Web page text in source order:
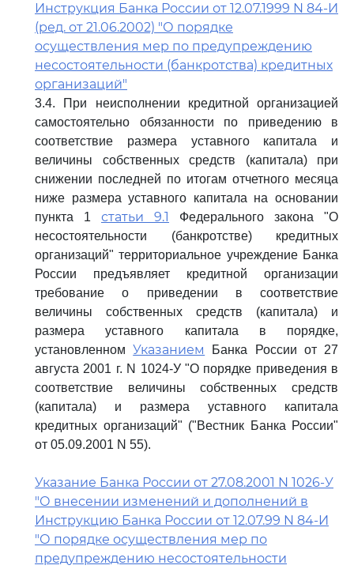
Инструкция Банка России от 12.07.1999 N 84-И
(ред. от 21.06.2002) "О порядке
осуществления мер по предупреждению
несостоятельности (банкротства) кредитных
организаций"
3.4. При неисполнении кредитной организацией
самостоятельно обязанности по приведению в
соответствие размера уставного капитала и
величины собственных средств (капитала) при
снижении последней по итогам отчетного месяца
ниже размера уставного капитала на основании
пункта 1 статьи 9.1
Федерального закона "О
несостоятельности (банкротстве) кредитных
организаций" территориальное учреждение Банка
России предъявляет кредитной организации
требование о приведении в соответствие
величины собственных средств (капитала) и
размера уставного капитала в порядке,
установленномУказанием
Банка России от 27
августа 2001 г. N 1024-У "О порядке приведения в
соответствие величины собственных средств
(капитала) и размера уставного капитала
кредитных организаций" ("Вестник Банка России"
от 05.09.2001 N 55).
Указание Банка России от 27.08.2001 N 1026-У
"О внесении изменений и дополнений в
Инструкцию Банка России от 12.07.99 N 84-И
"О порядке осуществления мер по
предупреждению несостоятельности